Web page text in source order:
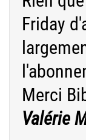
Friday
Merci
Valérie